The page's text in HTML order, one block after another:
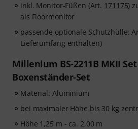
inkl. Monitor-Füßen (Art. 171175)
als Floormonitor
passende optionale Schutzhülle:
Lieferumfang enthalten)
Millenium BS-2211B MKII
Boxenständer-Set
Material: Aluminium
bei maximaler Höhe bis 30 kg
Höhe 1,25 m - ca. 2,00 m